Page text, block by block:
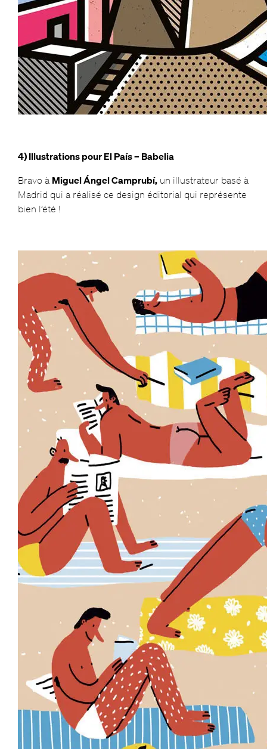
4) Illustrations pour El País – Babelia
Bravo à Miguel Ángel Camprubí,un illustrateur basé à
Madrid qui a réalisé ce design éditorial qui représente
bien l’été !